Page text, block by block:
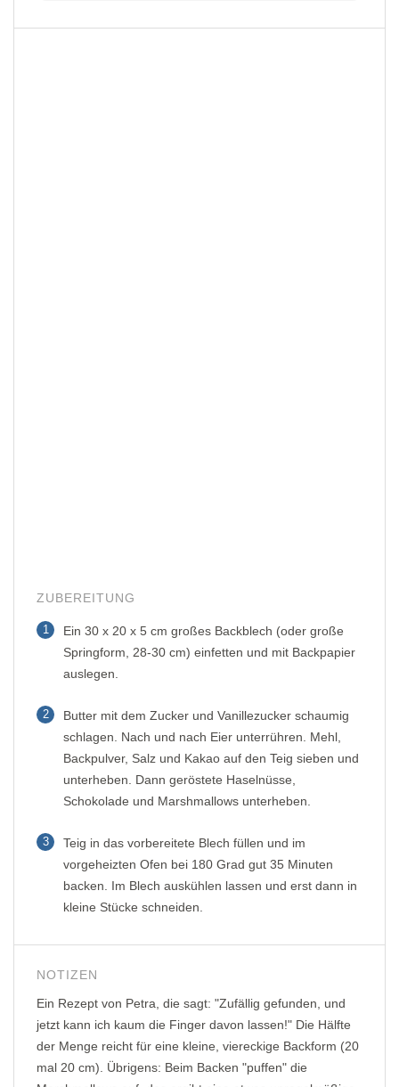
ZUBEREITUNG
1
Ein 30 x 20 x 5 cm großes Backblech (oder große
Springform, 28-30 cm) einfetten und mit Backpapier
auslegen.
2
Butter mit dem Zucker und Vanillezucker schaumig
schlagen. Nach und nach Eier unterrühren. Mehl,
Backpulver, Salz und Kakao auf den Teig sieben und
unterheben. Dann geröstete Haselnüsse,
Schokolade und Marshmallows unterheben.
3
Teig in das vorbereitete Blech füllen und im
vorgeheizten Ofen bei 180 Grad gut 35 Minuten
backen. Im Blech auskühlen lassen und erst dann in
kleine Stücke schneiden.
NOTIZEN
Ein Rezept von Petra, die sagt: "Zufällig gefunden, und
jetzt kann ich kaum die Finger davon lassen!" Die Hälfte
der Menge reicht für eine kleine, viereckige Backform (20
mal 20 cm). Übrigens: Beim Backen "puffen" die